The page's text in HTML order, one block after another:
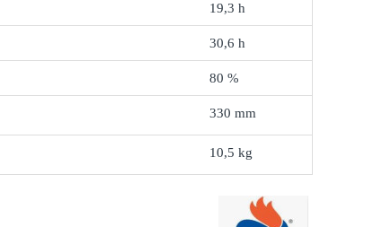
19,3 h
30,6 h
80 %
330 mm
10,5 kg